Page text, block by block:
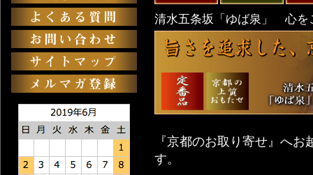
清水五条坂「ゆば泉」 心を
『京都のお取り寄せ』へ
す。